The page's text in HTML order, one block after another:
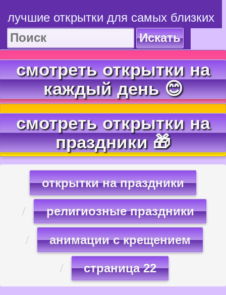
лучшие открытки для самых близких
Искать
смотреть открытки на
каждый день 😊
смотреть открытки на
праздники 🎁
открытки на праздники
религиозные праздники
анимации с крещением
страница 22